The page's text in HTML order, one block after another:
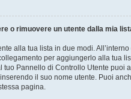
o rimuovere un utente dalla mia
alla tua lista in due modi.
per aggiungerlo alla tua
tuo Pannello di Controllo Utente puoi
il suo nome utente. Puoi
pagina.